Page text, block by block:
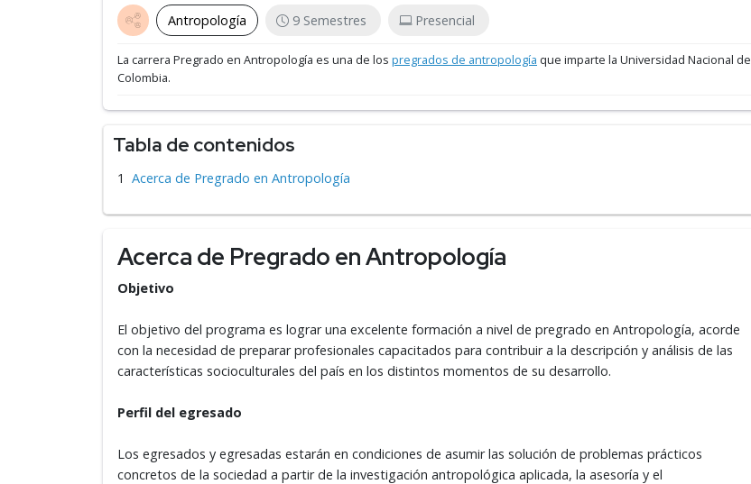
Antropología 9 Semestres Presencial
La carrera Pregrado en Antropología es una de los pregrados de antropología que imparte la Universidad Nacional de
Colombia.
Tabla de contenidos
Acerca de Pregrado en Antropología
Acerca de Pregrado en Antropología
Objetivo
El objetivo del programa es lograr una excelente formación a nivel de pregrado en Antropología, acorde
con la necesidad de preparar profesionales capacitados para contribuir a la descripción y análisis de las
características socioculturales del país en los distintos momentos de su desarrollo.
Perfil del egresado
Los egresados y egresadas estarán en condiciones de asumir las solución de problemas prácticos
concretos de la sociedad a partir de la investigación antropológica aplicada, la asesoría y el